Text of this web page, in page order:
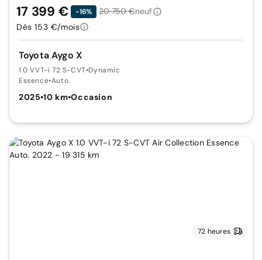
Toyota Aygo X
1.0 VVT-i 72 S-CVT•Dynamic
Essence•Auto.
2025•10 km•Occasion
17 399 € -16% 20 750 €neuf
Dès 153 €/mois
72 heures